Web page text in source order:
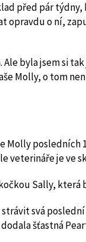
před pár
opravdu o ní,
byla jsem si
Molly, o tom
Molly posledních
veterináře je
Sally,
svá
šťastná